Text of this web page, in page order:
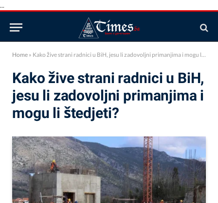
...
Home » Kako žive strani radnici u BiH, jesu li zadovoljni primanjima i mogu li štedjeti?
Kako žive strani radnici u BiH,
jesu li zadovoljni primanjima i
mogu li štedjeti?